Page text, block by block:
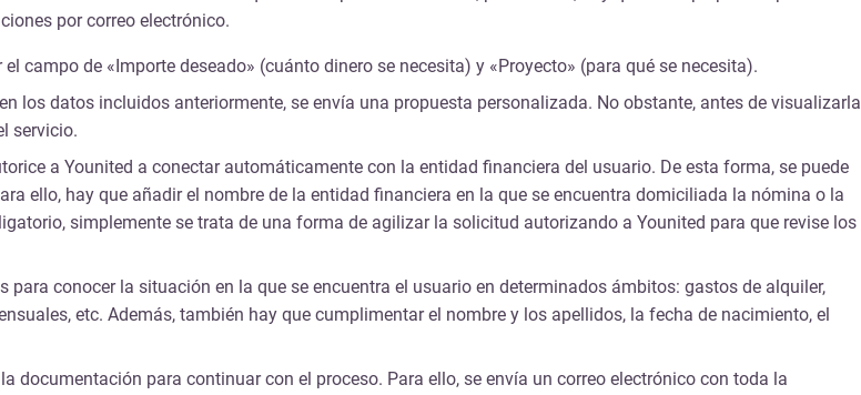
por correo electrónico.
campo de «Importe deseado» (cuánto dinero se necesita) y «Proyecto» (para qué se necesita).
los datos incluidos anteriormente, se envía una propuesta personalizada. No obstante, antes de visualizarla
servicio.
a Younited a conectar automáticamente con la entidad financiera del usuario. De esta forma, se puede
ello, hay que añadir el nombre de la entidad financiera en la que se encuentra domiciliada la nómina o la
simplemente se trata de una forma de agilizar la solicitud autorizando a Younited para que revise los
conocer la situación en la que se encuentra el usuario en determinados ámbitos: gastos de alquiler,
etc. Además, también hay que cumplimentar el nombre y los apellidos, la fecha de nacimiento, el
documentación para continuar con el proceso. Para ello, se envía un correo electrónico con toda la